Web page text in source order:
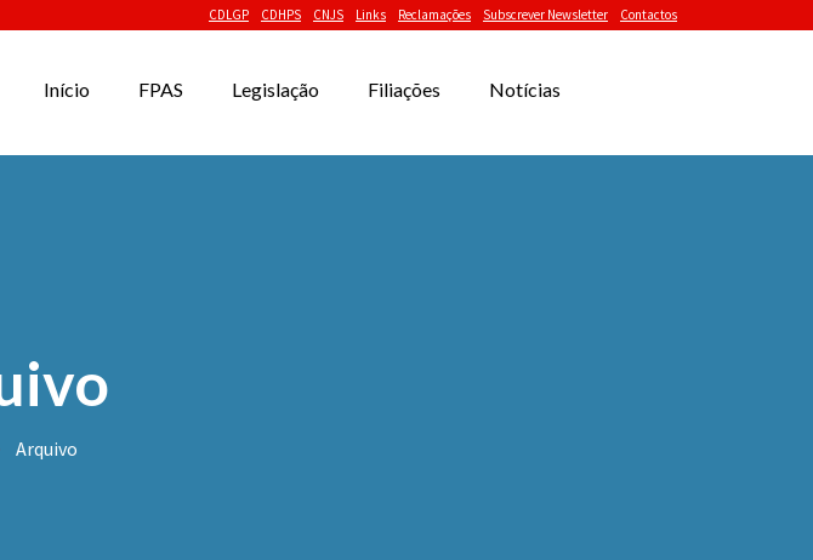
CDLGP CDHPS CNJS Links Reclamações Subscrever Newsletter Contactos
Início FPAS Legislação Filiações Notícias
Arquivo